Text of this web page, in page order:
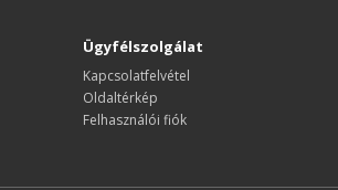
Ügyfélszolgálat
Kapcsolatfelvétel
Oldaltérkép
Felhasználói fiók